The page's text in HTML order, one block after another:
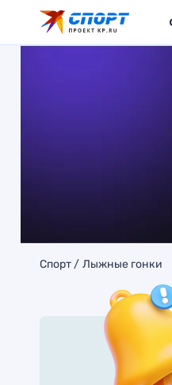
Спорт Лыжные гонки